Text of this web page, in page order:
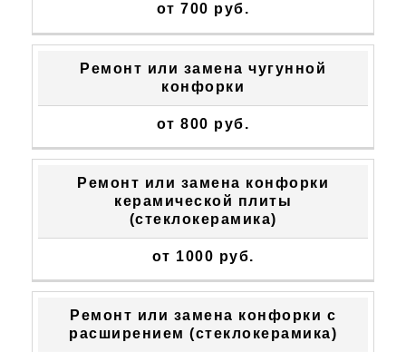
от 700 руб.
Ремонт или замена чугунной
конфорки
от 800 руб.
Ремонт или замена конфорки
керамической плиты
(стеклокерамика)
от 1000 руб.
Ремонт или замена конфорки с
расширением (стеклокерамика)